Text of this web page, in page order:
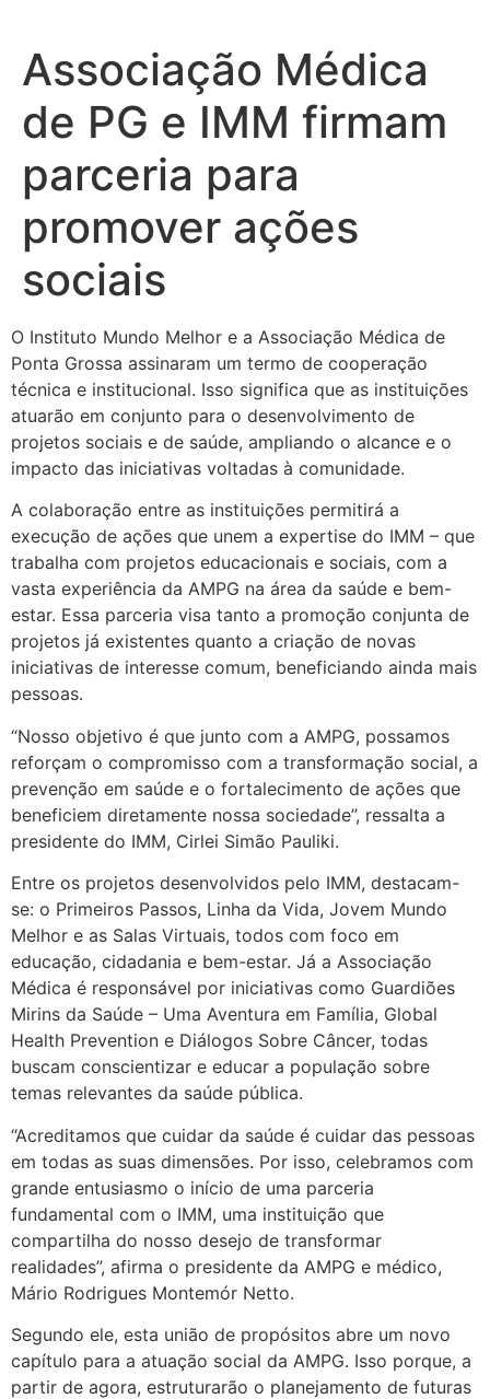
Associação Médica
de PG e IMM firmam
parceria para
promover ações
sociais
O Instituto Mundo Melhor e a Associação Médica de
Ponta Grossa assinaram um termo de cooperação
técnica e institucional. Isso significa que as instituições
atuarão em conjunto para o desenvolvimento de
projetos sociais e de saúde, ampliando o alcance e o
impacto das iniciativas voltadas à comunidade.
A colaboração entre as instituições permitirá a
execução de ações que unem a expertise do IMM – que
trabalha com projetos educacionais e sociais, com a
vasta experiência da AMPG na área da saúde e bem-
estar. Essa parceria visa tanto a promoção conjunta de
projetos já existentes quanto a criação de novas
iniciativas de interesse comum, beneficiando ainda mais
pessoas.
“Nosso objetivo é que junto com a AMPG, possamos
reforçam o compromisso com a transformação social, a
prevenção em saúde e o fortalecimento de ações que
beneficiem diretamente nossa sociedade”, ressalta a
presidente do IMM, Cirlei Simão Pauliki.
Entre os projetos desenvolvidos pelo IMM, destacam-
se: o Primeiros Passos, Linha da Vida, Jovem Mundo
Melhor e as Salas Virtuais, todos com foco em
educação, cidadania e bem-estar. Já a Associação
Médica é responsável por iniciativas como Guardiões
Mirins da Saúde – Uma Aventura em Família, Global
Health Prevention e Diálogos Sobre Câncer, todas
buscam conscientizar e educar a população sobre
temas relevantes da saúde pública.
“Acreditamos que cuidar da saúde é cuidar das pessoas
em todas as suas dimensões. Por isso, celebramos com
grande entusiasmo o início de uma parceria
fundamental com o IMM, uma instituição que
compartilha do nosso desejo de transformar
realidades”, afirma o presidente da AMPG e médico,
Mário Rodrigues Montemór Netto.
Segundo ele, esta união de propósitos abre um novo
capítulo para a atuação social da AMPG. Isso porque, a
partir de agora, estruturarão o planejamento de futuras